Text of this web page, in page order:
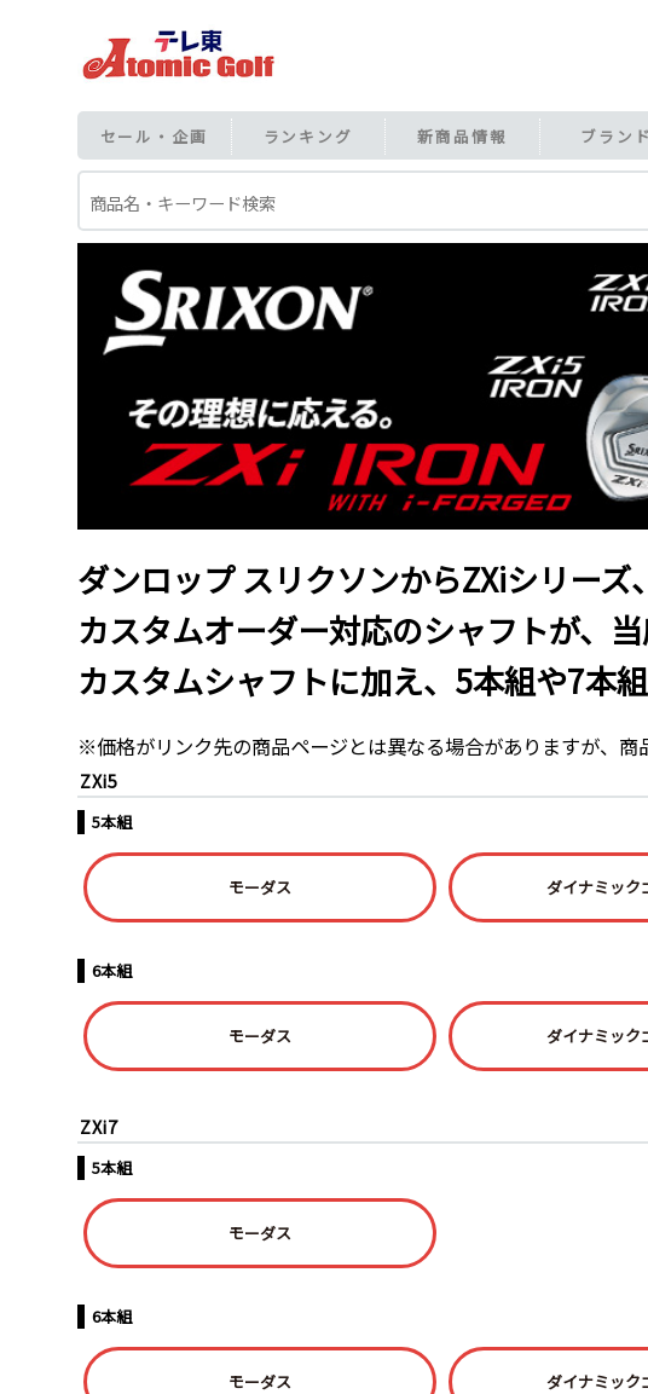
セール・企画 ランキング 新商品情報 ブランド
ダンロップ スリクソンからZXiシリー
カスタムオーダー対応のシャフトが、
カスタムシャフトに加え、5本組や7本
※価格がリンク先の商品ページとは異なる場合がありますが、商
ZXi5
5本組
モーダス ダイナミック
6本組
モーダス ダイナミック
ZXi7
5本組
モーダス
6本組
モーダス ダイナミック